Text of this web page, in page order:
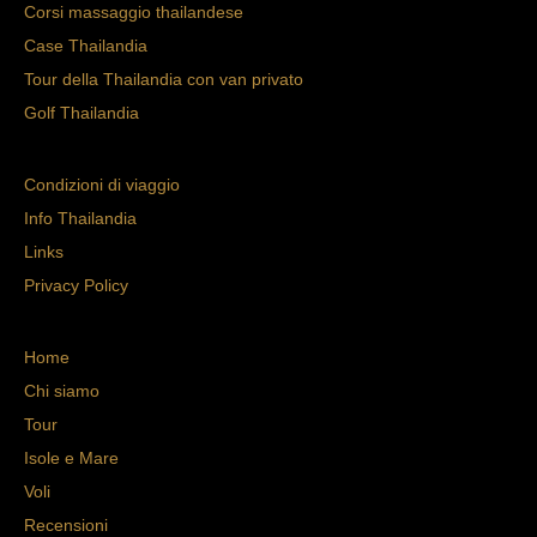
Corsi massaggio thailandese
Case Thailandia
Tour della Thailandia con van privato
Golf Thailandia
Condizioni di viaggio
Info Thailandia
Links
Privacy Policy
Home
Chi siamo
Tour
Isole e Mare
Voli
Recensioni